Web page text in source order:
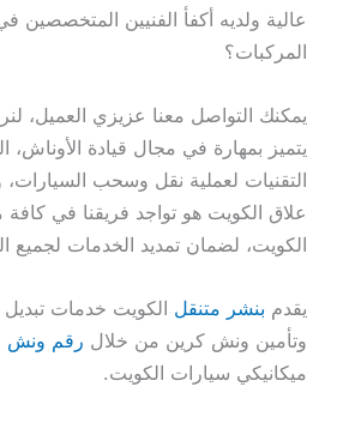
عالية ولديه أكفأ الفنيين
المركبات؟
يمكنك التواصل معنا عزيزي العميل،
يتميز بمهارة في مجال قيادة الأوناش،
التقنيات لعملية نقل وسحب
علاق الكويت هو تواجد فريقنا في
الكويت، لضمان تمديد الخدمات لجميع
يقدم بنشر متنقل الكويت خدمات تبديل
وتأمين ونش كرين من خلال رقم ونش
ميكانيكي سيارات الكويت.